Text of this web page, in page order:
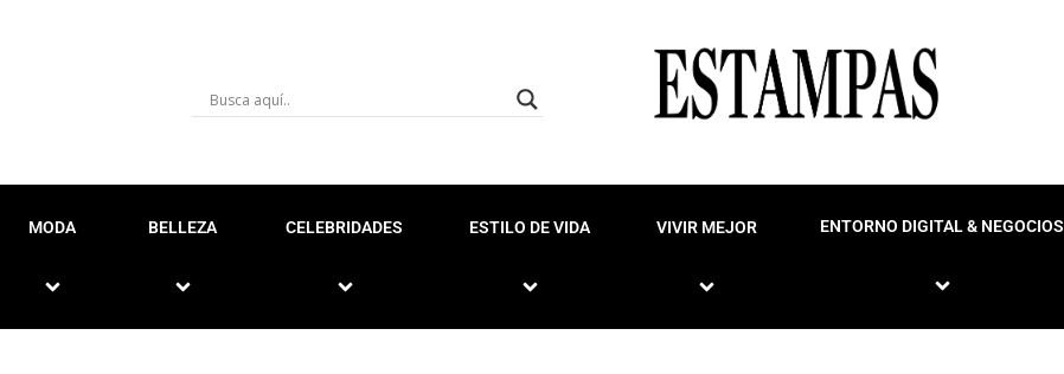
MODA BELLEZA CELEBRIDADES ESTILO DE VIDA VIVIR MEJOR ENTORNO DIGITAL & NEGOCIOS